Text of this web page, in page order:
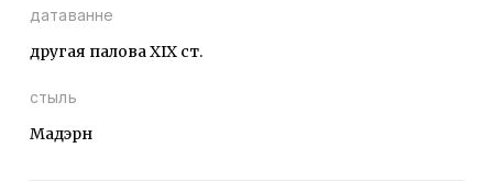
датаванне
другая палова ХІХ ст.
стыль
Мадэрн